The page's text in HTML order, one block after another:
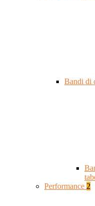
Bandi di
Performance 2